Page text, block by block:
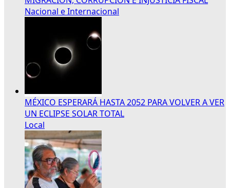
Nacional e Internacional
MÉXICO ESPERARÁ HASTA 2052 PARA VOLVER A VER
UN ECLIPSE SOLAR TOTAL
Local